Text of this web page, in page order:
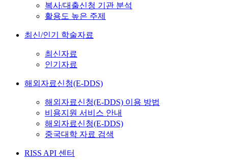
복사/대출신청 기관 분석
활용도 높은 주제
최신/인기 학술자료
최신자료
인기자료
해외자료신청(E-DDS)
해외자료신청(E-DDS) 이용 방법
비용지원 서비스 안내
해외자료신청(E-DDS)
중국대학 자료 검색
RISS API 센터